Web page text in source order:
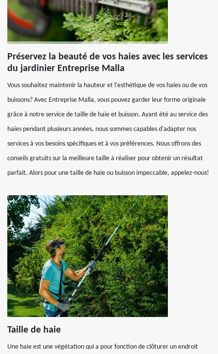
Préservez la beauté de vos haies avec les services
du jardinier Entreprise Malla
Vous souhaitez maintenir la hauteur et l'esthétique de vos haies ou de vos
buissons? Avec Entreprise Malla, vous pouvez garder leur forme originale
grâce à notre service de taille de haie et buisson. Ayant été au service des
haies pendant plusieurs années, nous sommes capables d'adapter nos
services à vos besoins spécifiques et à vos préférences. Nous offrons des
conseils gratuits sur la meilleure taille à réaliser pour obtenir un résultat
parfait. Alors pour une taille de haie ou buisson impeccable, appelez-nous!
Taille de haie
Une haie est une végétation qui a pour fonction de clôturer un endroit